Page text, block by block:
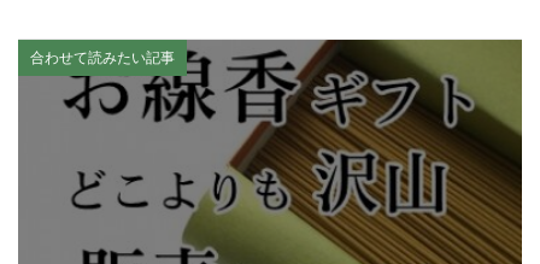
合わせて読みたい記事